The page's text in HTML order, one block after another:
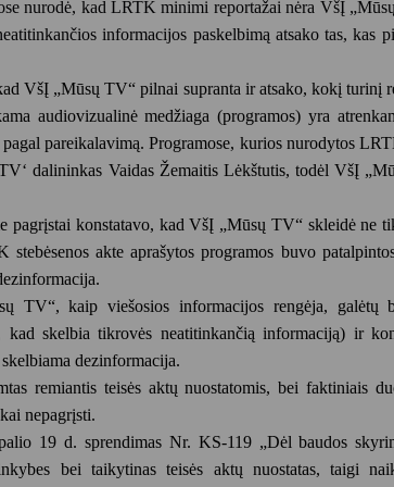
nurodė, kad LRTK minimi reportažai nėra VšĮ
informacijos paskelbimą atsako tas, kas
VšĮ „Mūsų TV“ pilnai supranta ir atsako, kokį turinį
audiovizualinė medžiaga (programos) yra
pareikalavimą. Programose, kurios nurodytos
dalininkas Vaidas Žemaitis Lėkštutis, todėl VšĮ
pagrįstai konstatavo, kad VšĮ „Mūsų TV“ skleidė ne
akte aprašytos programos buvo
TV“, kaip viešosios informacijos rengėja, galėtų
kad skelbia tikrovės neatitinkančią informaciją) ir
dezinformacija.
remiantis teisės aktų nuostatomis, bei faktiniais
nepagrįsti.
19 d. sprendimas Nr. KS-119 „Dėl baudos
bei taikytinas teisės aktų nuostatas, taigi